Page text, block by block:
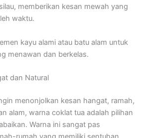
memberikan kesan mewah yang
waktu.
kayu alami atau batu alam untuk
menawan dan berkelas.
dan Natural
menonjolkan kesan hangat, ramah,
alam, warna coklat tua adalah pilihan
Warna ini sangat pas